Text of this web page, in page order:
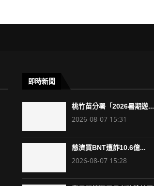
即時新聞
桃竹苗分署「2026暑期遊...
2026-08-07 15:31
慈濟買BNT遭詐10.6億...
2026-08-07 15:28